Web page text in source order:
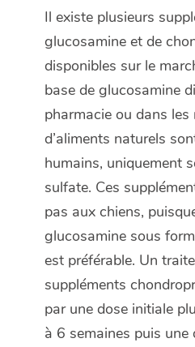
Il existe plusieurs
glucosamine et de
disponibles sur le
base de glucosamine
pharmacie ou dans les
d’aliments naturels
humains, uniquement
sulfate. Ces
pas aux chiens,
glucosamine sous
est préférable. Un
suppléments
par une dose initiale
à 6 semaines puis une